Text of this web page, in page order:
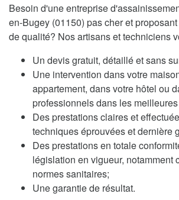
Besoin d'une entreprise
en-Bugey (01150) pas cher et
de qualité? Nos artisans et techniciens
Un devis gratuit, détaillé et sans
Une intervention dans votre
appartement, dans votre hôtel ou
professionnels dans les
Des prestations claires et
techniques éprouvées et dernière
Des prestations en totale
législation en vigueur, notamment
normes sanitaires;
Une garantie de résultat.